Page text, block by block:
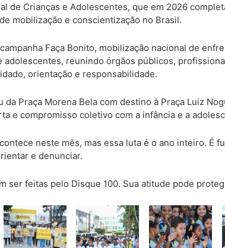
de Crianças e Adolescentes, que em 2026
mobilização e conscientização no Brasil.
Faça Bonito, mobilização nacional de
adolescentes, reunindo órgãos públicos,
orientação e responsabilidade.
da Praça Morena Bela com destino à Praça Luiz
e compromisso coletivo com a infância e a
neste mês, mas essa luta é o ano inteiro. É
e denunciar.
ser feitas pelo Disque 100. Sua atitude pode